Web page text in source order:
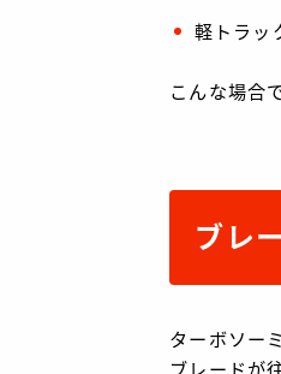
軽トラッ
こんな場合
ブレ
ターボソー
ブレードが